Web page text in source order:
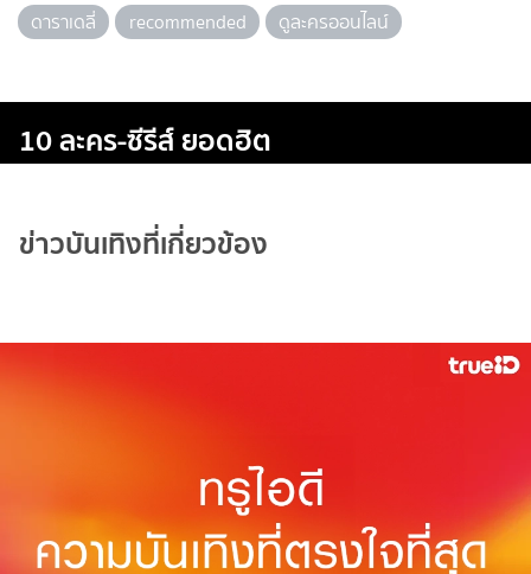
ดาราเดลี่
recommended ดูละครออนไลน์
10 ละคร-ซีรีส์ ยอดฮิต
ข่าวบันเทิงที่เกี่ยวข้อง